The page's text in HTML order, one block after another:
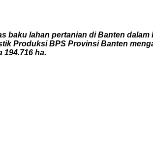
lahan pertanian di Banten dalam
Produksi BPS Provinsi Banten
ha.